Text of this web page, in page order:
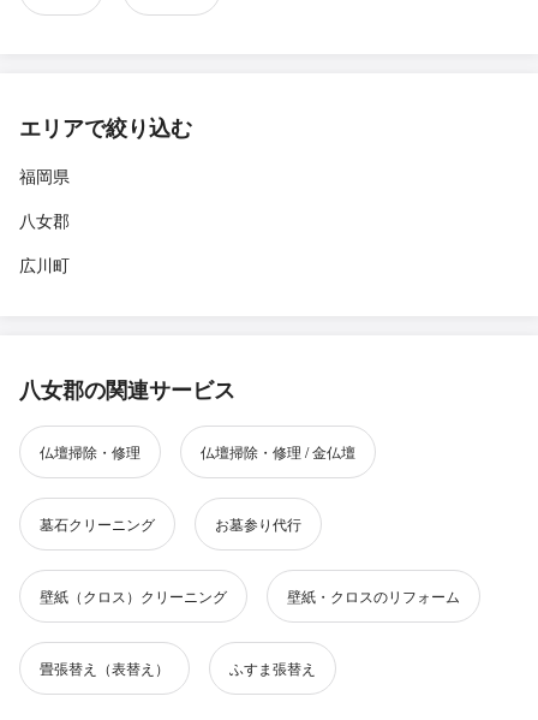
エリアで絞り込む
福岡県
八女郡
広川町
八女郡の関連サービス
仏壇掃除・修理 仏壇掃除・修理 / 金仏壇
墓石クリーニング お墓参り代行
壁紙（クロス）クリーニング 壁紙・クロスのリフォーム
畳張替え（表替え） ふすま張替え